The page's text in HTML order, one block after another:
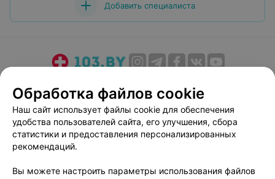
Добавить специалиста
Медицинский маркетинг
Публичный договор
Пользовательское соглашение
Способы оплаты
Вакансии
Партнеры
Написать руководителю 103.by
Обработка файлов cookie
Наш сайт использует файлы cookie для обеспечения
удобства пользователей сайта, его улучшения, сбора
статистики и предоставления персонализированных
рекомендаций.
Вы можете настроить параметры использования файлов